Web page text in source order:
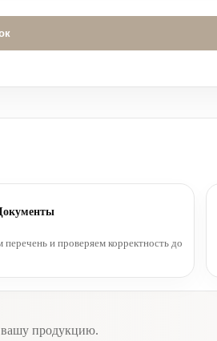
и проверяем корректность до
вашу продукцию.